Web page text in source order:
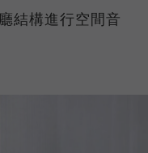
結構進行空間音